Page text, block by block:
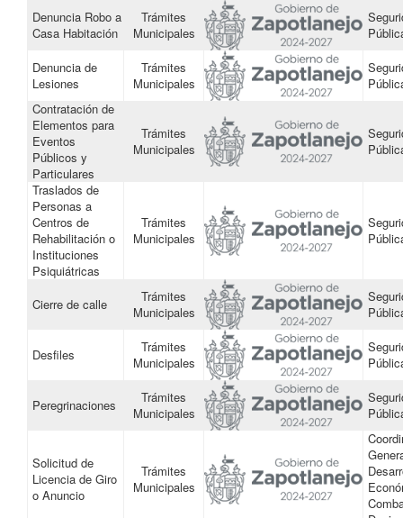
Denuncia Robo a
Casa Habitación
Trámites
Municipales
Denuncia de
Lesiones
Trámites
Municipales
Contratación de
Elementos para
Eventos
Públicos y
Particulares
Trámites
Municipales
Traslados de
Personas a
Centros de
Rehabilitación o
Instituciones
Psiquiátricas
Trámites
Municipales
Cierre de calle
Trámites
Municipales
Desfiles
Trámites
Municipales
Peregrinaciones
Trámites
Municipales
Solicitud de
Licencia de Giro
o Anuncio
Trámites
Municipales